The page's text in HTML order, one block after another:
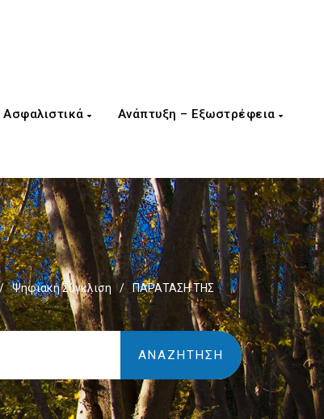
Ανάπτυξη – Εξωστρέφεια
/ Ψηφιακή Σύγκλιση /
ΠΑΡΑΤΑΣΗ ΤΗΣ